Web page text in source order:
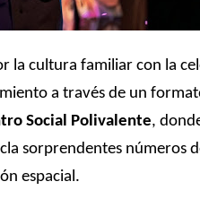
la cultura familiar con la
a través de un
Social Polivalente,
sorprendentes números
espacial.